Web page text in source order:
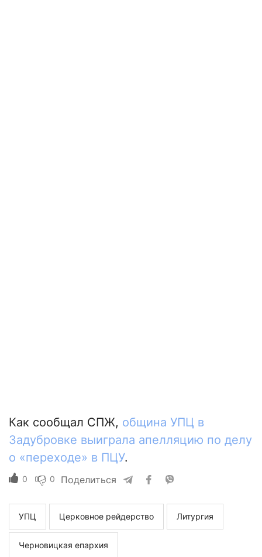
Как сообщал СПЖ, община УПЦ в
Задубровке выиграла апелляцию по делу
о «переходе» в ПЦУ.
0 0 Поделиться
УПЦ Церковное рейдерство Литургия
Черновицкая епархия